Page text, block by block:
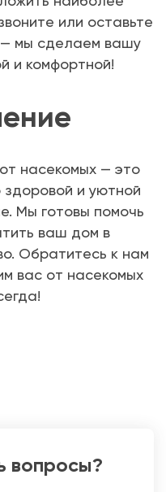
или оставьте
мы сделаем вашу
и комфортной!
насекомых — это
и уютной
Мы готовы помочь
ваш дом в
Обратитесь к нам
вас от насекомых
вопросы?